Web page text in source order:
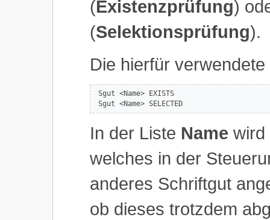
(Existenzprüfung)
(Selektionsprüfung).
Die hierfür
Sgut <Name> EXISTS
Sgut <Name> SELECTED
In der Liste Name wird
welches in der
anderes Schriftgut
ob dieses trotzdem